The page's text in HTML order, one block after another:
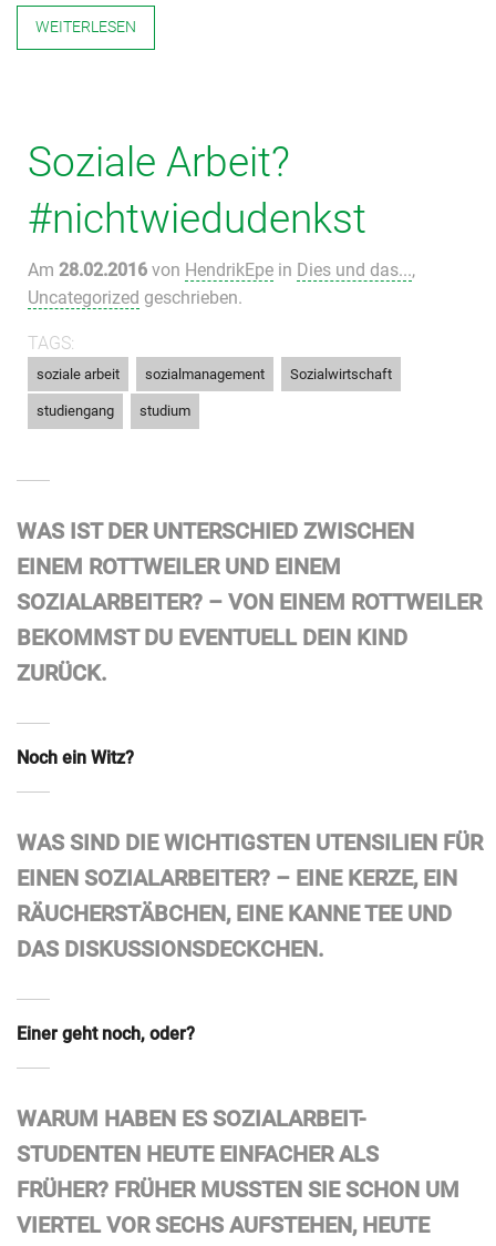
WEITERLESEN
Soziale Arbeit?
#nichtwiedudenkst
Am 28.02.2016 von HendrikEpe in Dies und das...,
Uncategorized geschrieben.
TAGS:
soziale arbeit sozialmanagement Sozialwirtschaft
studiengang studium
WAS IST DER UNTERSCHIED ZWISCHEN
EINEM ROTTWEILER UND EINEM
SOZIALARBEITER? – VON EINEM ROTTWEILER
BEKOMMST DU EVENTUELL DEIN KIND
ZURÜCK.
Noch ein Witz?
WAS SIND DIE WICHTIGSTEN UTENSILIEN FÜR
EINEN SOZIALARBEITER? – EINE KERZE, EIN
RÄUCHERSTÄBCHEN, EINE KANNE TEE UND
DAS DISKUSSIONSDECKCHEN.
Einer geht noch, oder?
WARUM HABEN ES SOZIALARBEIT-
STUDENTEN HEUTE EINFACHER ALS
FRÜHER? FRÜHER MUSSTEN SIE SCHON UM V
IERTEL VOR SECHS AUFSTEHEN, HEUTE K